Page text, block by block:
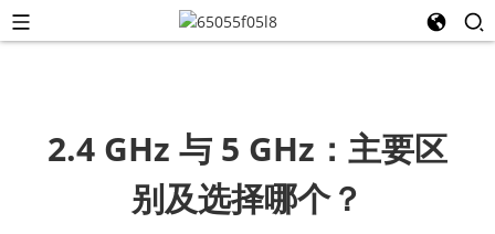
2.4 GHz 与 5 GHz：主要区
别及选择哪个？